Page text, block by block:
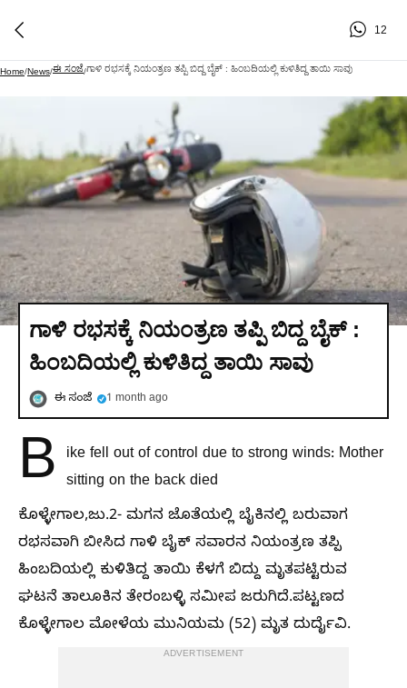
12
Home/News/ಈ ಸಂಜೆ/ಗಾಳಿ ರಭಸಕ್ಕೆ ನಿಯಂತ್ರಣ ತಪ್ಪಿ ಬಿದ್ದ ಬೈಕ್‌ : ಹಿಂಬದಿಯಲ್ಲಿ ಕುಳಿತಿದ್ದ ತಾಯಿ ಸಾವು
ಗಾಳಿ ರಭಸಕ್ಕೆ ನಿಯಂತ್ರಣ ತಪ್ಪಿ ಬಿದ್ದ ಬೈಕ್‌ :
ಹಿಂಬದಿಯಲ್ಲಿ ಕುಳಿತಿದ್ದ ತಾಯಿ ಸಾವು
ಈ ಸಂಜೆ 1 month ago
B
ike fell out of control due to strong winds: Mother
sitting on the back died
ಕೊಳ್ಳೇಗಾಲ,ಜು.2- ಮಗನ ಜೊತೆಯಲ್ಲಿ ಬೈಕಿನಲ್ಲಿ ಬರುವಾಗ
ರಭಸವಾಗಿ ಬೀಸಿದ ಗಾಳಿ ಬೈಕ್‌ ಸವಾರನ ನಿಯಂತ್ರಣ ತಪ್ಪಿ
ಹಿಂಬದಿಯಲ್ಲಿ ಕುಳಿತಿದ್ದ ತಾಯಿ ಕೆಳಗೆ ಬಿದ್ದು ಮೃತಪಟ್ಟಿರುವ
ಘಟನೆ ತಾಲೂಕಿನ ತೇರಂಬಳ್ಳಿ ಸಮೀಪ ಜರುಗಿದೆ.ಪಟ್ಟಣದ
ಕೊಳ್ಳೇಗಾಲ ಮೋಳೆಯ ಮುನಿಯಮ (52) ಮೃತ ದುರ್ದೈವಿ.
ADVERTISEMENT